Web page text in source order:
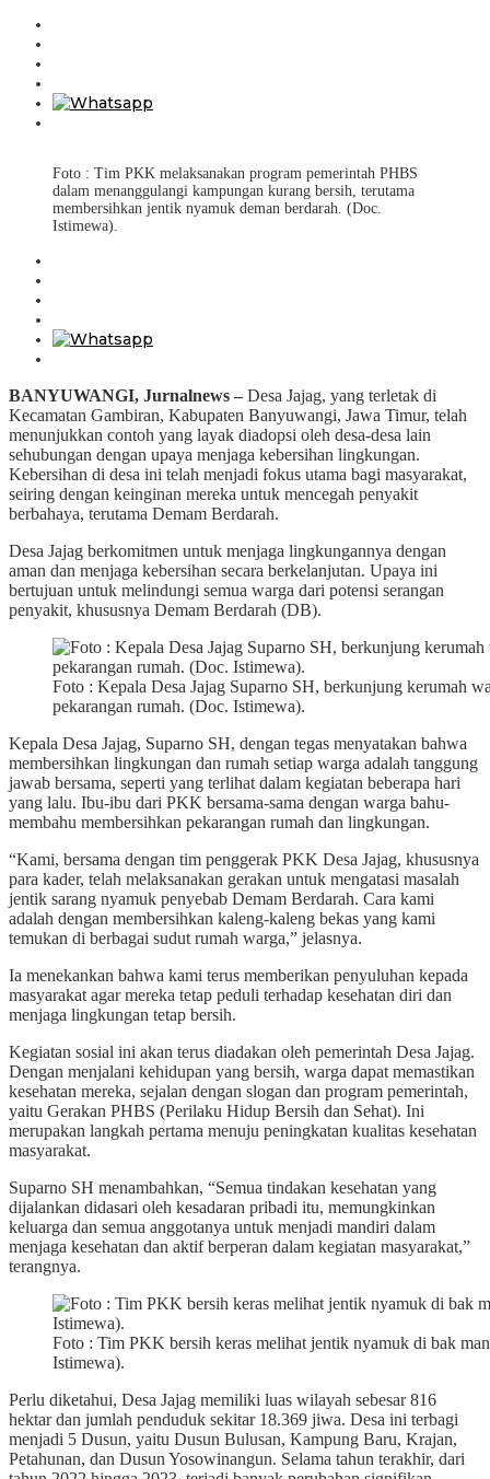
Foto : Tim PKK melaksanakan program pemerintah PHBS
dalam menanggulangi kampungan kurang bersih, terutama
membersihkan jentik nyamuk deman berdarah. (Doc.
Istimewa).
BANYUWANGI, Jurnalnews – Desa Jajag, yang terletak di
Kecamatan Gambiran, Kabupaten Banyuwangi, Jawa Timur, telah
menunjukkan contoh yang layak diadopsi oleh desa-desa lain
sehubungan dengan upaya menjaga kebersihan lingkungan.
Kebersihan di desa ini telah menjadi fokus utama bagi masyarakat,
seiring dengan keinginan mereka untuk mencegah penyakit
berbahaya, terutama Demam Berdarah.
Desa Jajag berkomitmen untuk menjaga lingkungannya dengan
aman dan menjaga kebersihan secara berkelanjutan. Upaya ini
bertujuan untuk melindungi semua warga dari potensi serangan
penyakit, khususnya Demam Berdarah (DB).
Foto : Kepala Desa Jajag Suparno SH, berkunjung kerumah
pekarangan rumah. (Doc. Istimewa).
Kepala Desa Jajag, Suparno SH, dengan tegas menyatakan bahwa
membersihkan lingkungan dan rumah setiap warga adalah tanggung
jawab bersama, seperti yang terlihat dalam kegiatan beberapa hari
yang lalu. Ibu-ibu dari PKK bersama-sama dengan warga bahu-
membahu membersihkan pekarangan rumah dan lingkungan.
“Kami, bersama dengan tim penggerak PKK Desa Jajag, khususnya
para kader, telah melaksanakan gerakan untuk mengatasi masalah
jentik sarang nyamuk penyebab Demam Berdarah. Cara kami
adalah dengan membersihkan kaleng-kaleng bekas yang kami
temukan di berbagai sudut rumah warga,” jelasnya.
Ia menekankan bahwa kami terus memberikan penyuluhan kepada
masyarakat agar mereka tetap peduli terhadap kesehatan diri dan
menjaga lingkungan tetap bersih.
Kegiatan sosial ini akan terus diadakan oleh pemerintah Desa Jajag.
Dengan menjalani kehidupan yang bersih, warga dapat memastikan
kesehatan mereka, sejalan dengan slogan dan program pemerintah,
yaitu Gerakan PHBS (Perilaku Hidup Bersih dan Sehat). Ini
merupakan langkah pertama menuju peningkatan kualitas kesehatan
masyarakat.
Suparno SH menambahkan, “Semua tindakan kesehatan yang
dijalankan didasari oleh kesadaran pribadi itu, memungkinkan
keluarga dan semua anggotanya untuk menjadi mandiri dalam
menjaga kesehatan dan aktif berperan dalam kegiatan masyarakat,”
terangnya.
Foto : Tim PKK bersih keras melihat jentik nyamuk di bak
Istimewa).
Perlu diketahui, Desa Jajag memiliki luas wilayah sebesar 816
hektar dan jumlah penduduk sekitar 18.369 jiwa. Desa ini terbagi
menjadi 5 Dusun, yaitu Dusun Bulusan, Kampung Baru, Krajan,
Petahunan, dan Dusun Yosowinangun. Selama tahun terakhir, dari